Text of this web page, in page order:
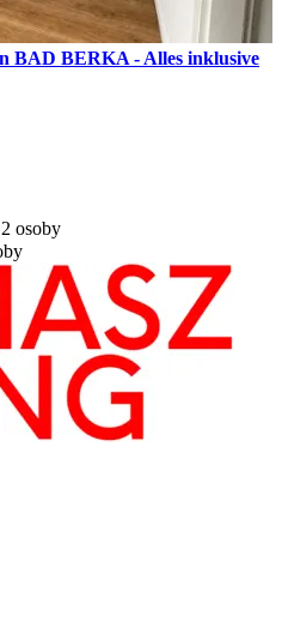
BAD BERKA - Alles inklusive
osoby